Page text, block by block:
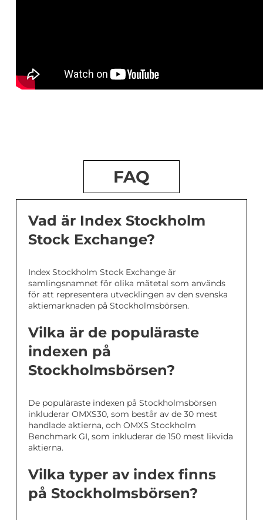
FAQ
Vad är Index Stockholm
Stock Exchange?
Index Stockholm Stock Exchange är
samlingsnamnet för olika mätetal som används
för att representera utvecklingen av den svenska
aktiemarknaden på Stockholmsbörsen.
Vilka är de populäraste
indexen på
Stockholmsbörsen?
De populäraste indexen på Stockholmsbörsen
inkluderar OMXS30, som består av de 30 mest
handlade aktierna, och OMXS Stockholm
Benchmark GI, som inkluderar de 150 mest likvida
aktierna.
Vilka typer av index finns
på Stockholmsbörsen?